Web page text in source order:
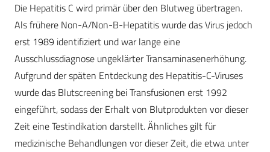
Die Hepatitis C wird primär über den Blutweg übertragen.
Als frühere Non-A/Non-B-Hepatitis wurde das Virus jedoch
erst 1989 identifiziert und war lange eine
Ausschlussdiagnose ungeklärter Transaminasenerhöhung.
Aufgrund der späten Entdeckung des Hepatitis-C-Viruses
wurde das Blutscreening bei Transfusionen erst 1992
eingeführt, sodass der Erhalt von Blutprodukten vor dieser
Zeit eine Testindikation darstellt. Ähnliches gilt für
medizinische Behandlungen vor dieser Zeit, die etwa unter